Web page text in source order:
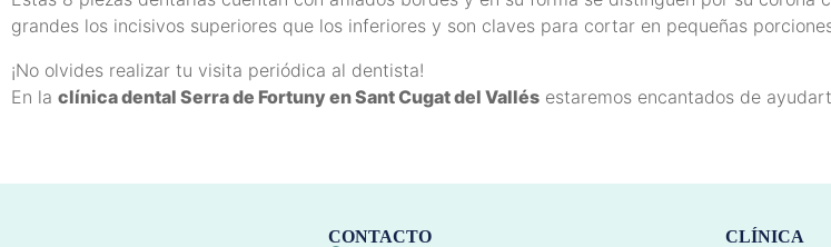
grandes los incisivos superiores que los inferiores y son claves para cortar en pequeñas
¡No olvides realizar tu visita periódica al dentista!
En la clínica dental Serra de Fortuny en Sant Cugat del Vallés estaremos encantados de
CONTACTO CLÍNICA